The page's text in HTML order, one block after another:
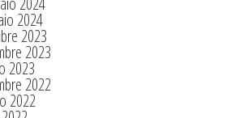
2024
2023
2023
2023
2022
2022